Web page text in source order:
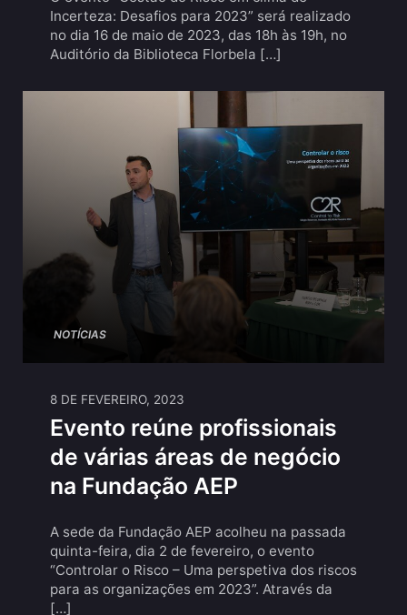
Incerteza: Desafios para 2023” será realizado
no dia 16 de maio de 2023, das 18h às 19h, no
Auditório da Biblioteca Florbela […]
NOTÍCIAS
8 DE FEVEREIRO, 2023
Evento reúne profissionais
de várias áreas de negócio
na Fundação AEP
A sede da Fundação AEP acolheu na passada
quinta-feira, dia 2 de fevereiro, o evento
“Controlar o Risco – Uma perspetiva dos riscos
para as organizações em 2023”. Através da
[…]